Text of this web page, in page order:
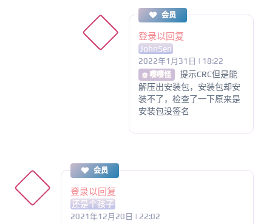
会员
登录以回复
JohnSen
2022年1月31日 | 18:22
@ 嘤嘤怪
提示CRC但是能
解压出安装包，安装包却安
装不了，检查了一下原来是
安装包没签名
会员
登录以回复
还是个孩子
2021年12月20日 | 22:02